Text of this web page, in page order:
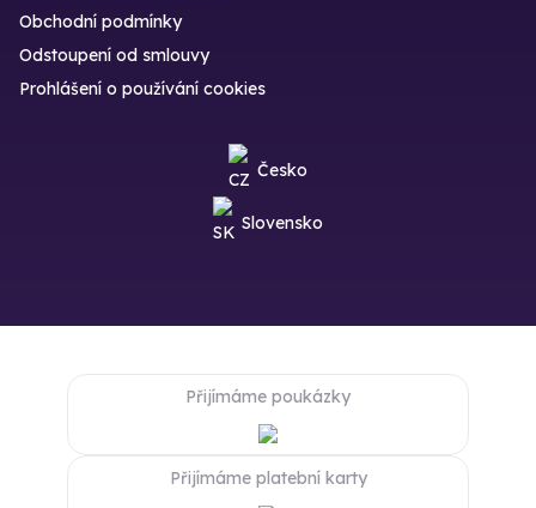
Obchodní podmínky
Odstoupení od smlouvy
Prohlášení o používání cookies
Česko
Slovensko
Přijímáme poukázky
Přijímáme platební karty